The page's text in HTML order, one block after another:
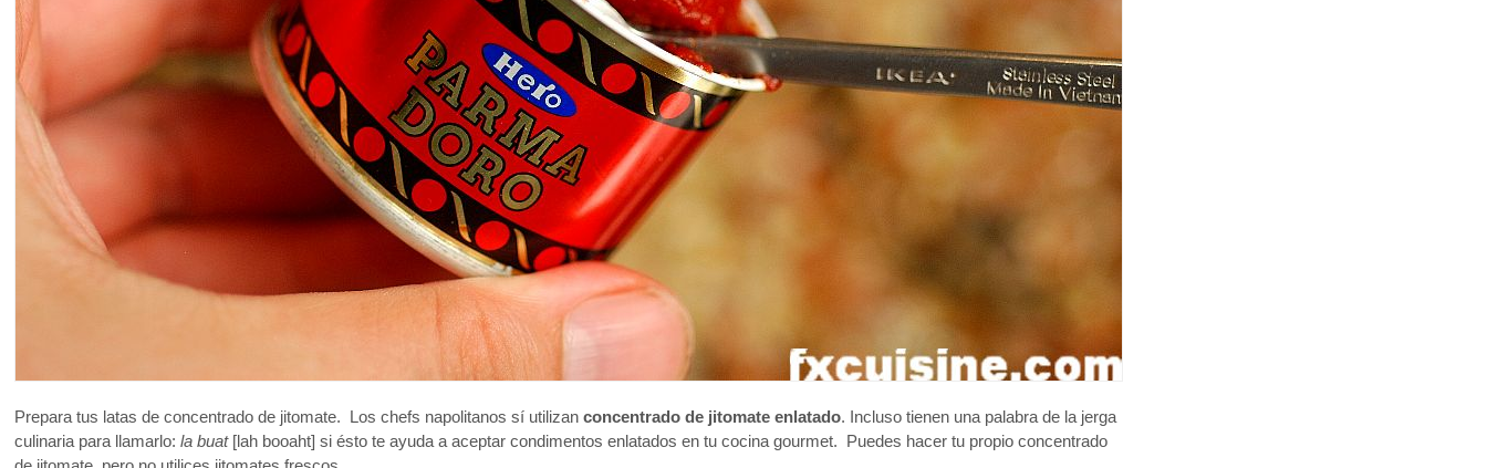
Prepara tus latas de concentrado de jitomate. Los chefs napolitanos sí utilizan concentrado de jitomate enlatado. Incluso tienen una palabra de la jerga
culinaria para llamarlo: la buat[lah booaht] si ésto te ayuda a aceptar condimentos enlatados en tu cocina gourmet. Puedes hacer tu propio concentrado